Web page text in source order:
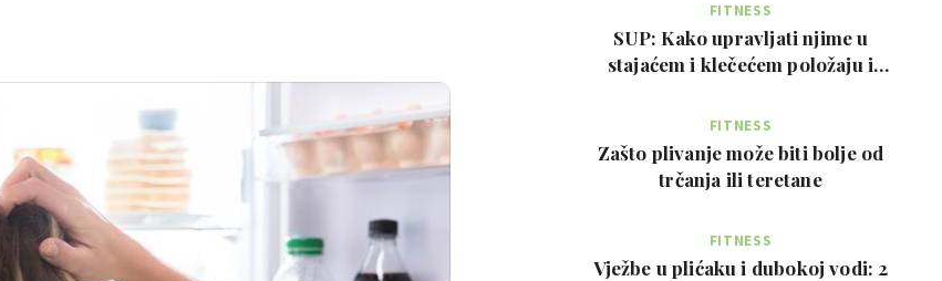
FITNESS
SUP: Kako upravljati njime u
stajaćem i klečećem položaju i
FITNESS
Zašto plivanje može biti bolje od
trčanja ili teretane
FITNESS
Vježbe u plićaku i dubokoj vodi: 2